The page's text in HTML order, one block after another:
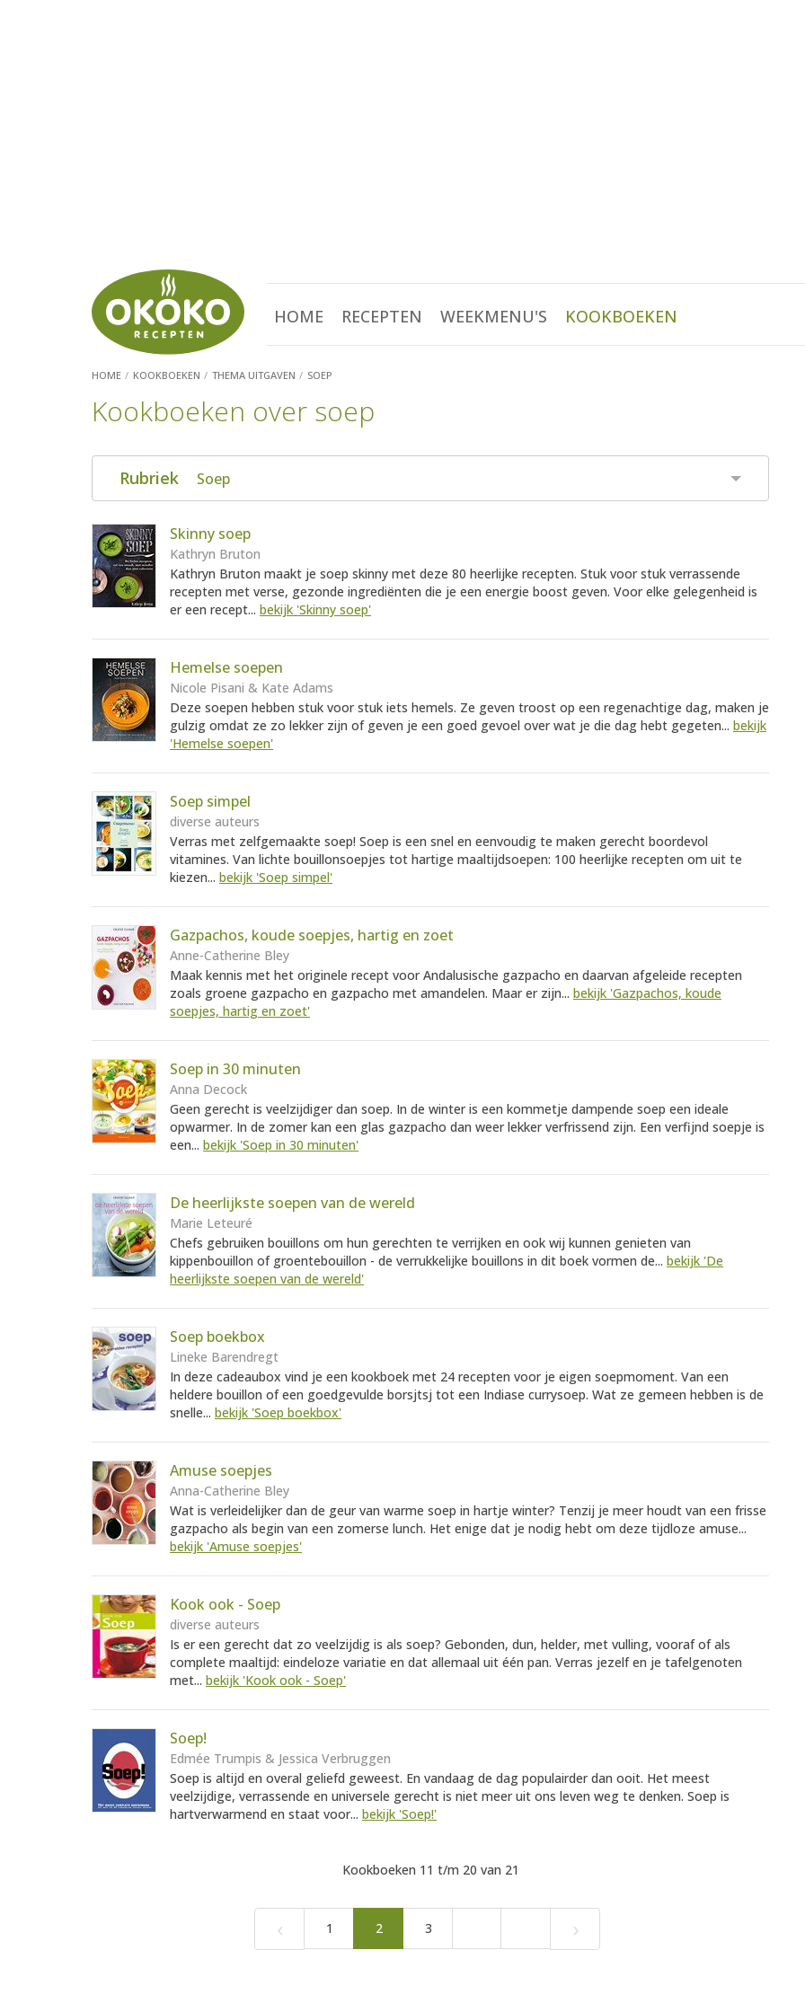
HOME RECEPTEN WEEKMENU'S KOOKBOEKEN
HOME KOOKBOEKEN THEMA UITGAVEN SOEP
Kookboeken over soep
Rubriek Soep
Skinny soep
Kathryn Bruton
Kathryn Bruton maakt je soep skinny met deze 80 heerlijke recepten. Stuk voor stuk verrassende
recepten met verse, gezonde ingrediënten die je een energie boost geven. Voor elke gelegenheid is
er een recept... bekijk 'Skinny soep'
Hemelse soepen
Nicole Pisani & Kate Adams
Deze soepen hebben stuk voor stuk iets hemels. Ze geven troost op een regenachtige dag, maken je
gulzig omdat ze zo lekker zijn of geven je een goed gevoel over wat je die dag hebt gegeten... bekijk
'Hemelse soepen'
Soep simpel
diverse auteurs
Verras met zelfgemaakte soep! Soep is een snel en eenvoudig te maken gerecht boordevol
vitamines. Van lichte bouillonsoepjes tot hartige maaltijdsoepen: 100 heerlijke recepten om uit te
kiezen... bekijk 'Soep simpel'
Gazpachos, koude soepjes, hartig en zoet
Anne-Catherine Bley
Maak kennis met het originele recept voor Andalusische gazpacho en daarvan afgeleide recepten
zoals groene gazpacho en gazpacho met amandelen. Maar er zijn... bekijk 'Gazpachos, koude
soepjes, hartig en zoet'
Soep in 30 minuten
Anna Decock
Geen gerecht is veelzijdiger dan soep. In de winter is een kommetje dampende soep een ideale
opwarmer. In de zomer kan een glas gazpacho dan weer lekker verfrissend zijn. Een verfijnd soepje is
een... bekijk 'Soep in 30 minuten'
De heerlijkste soepen van de wereld
Marie Leteuré
Chefs gebruiken bouillons om hun gerechten te verrijken en ook wij kunnen genieten van
kippenbouillon of groentebouillon - de verrukkelijke bouillons in dit boek vormen de... bekijk 'De
heerlijkste soepen van de wereld'
Soep boekbox
Lineke Barendregt
In deze cadeaubox vind je een kookboek met 24 recepten voor je eigen soepmoment. Van een
heldere bouillon of een goedgevulde borsjtsj tot een Indiase currysoep. Wat ze gemeen hebben is de
snelle... bekijk 'Soep boekbox'
Amuse soepjes
Anna-Catherine Bley
Wat is verleidelijker dan de geur van warme soep in hartje winter? Tenzij je meer houdt van een frisse
gazpacho als begin van een zomerse lunch. Het enige dat je nodig hebt om deze tijdloze amuse...
bekijk 'Amuse soepjes'
Kook ook - Soep
diverse auteurs
Is er een gerecht dat zo veelzijdig is als soep? Gebonden, dun, helder, met vulling, vooraf of als
complete maaltijd: eindeloze variatie en dat allemaal uit één pan. Verras jezelf en je tafelgenoten
met... bekijk 'Kook ook - Soep'
Soep!
Edmée Trumpis & Jessica Verbruggen
Soep is altijd en overal geliefd geweest. En vandaag de dag populairder dan ooit. Het meest
veelzijdige, verrassende en universele gerecht is niet meer uit ons leven weg te denken. Soep is
hartverwarmend en staat voor... bekijk 'Soep!'
Kookboeken 11 t/m 20 van 21
‹ 1 2 3 ›